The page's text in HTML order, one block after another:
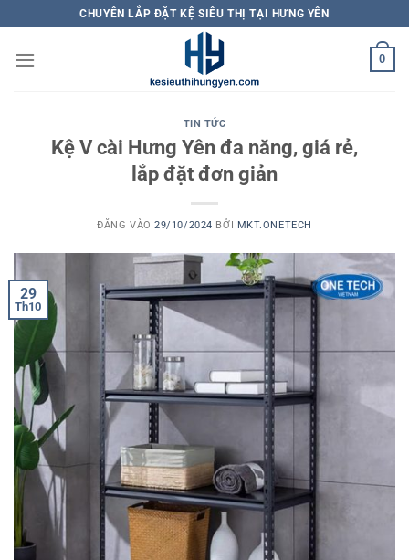
qua
nội
CHUYÊN LẮP ĐẶT KỆ SIÊU THỊ TẠI HƯNG YÊN
0
TIN TỨC
Kệ V cài Hưng Yên đa năng, giá rẻ,
lắp đặt đơn giản
ĐĂNG VÀO29/10/2024 BỞI MKT.ONETECH
29
Th10